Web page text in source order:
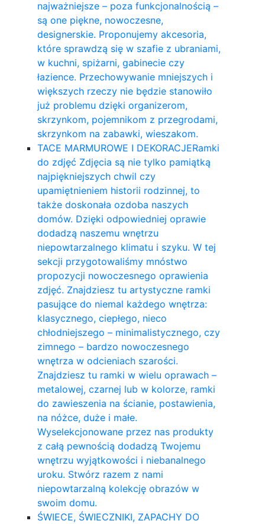
najważniejsze – poza funkcjonalnością –
są one piękne, nowoczesne,
designerskie. Proponujemy akcesoria,
które sprawdzą się w szafie z ubraniami,
w kuchni, spiżarni, gabinecie czy
łazience. Przechowywanie mniejszych i
większych rzeczy nie będzie stanowiło
już problemu dzięki organizerom,
skrzynkom, pojemnikom z przegrodami,
skrzynkom na zabawki, wieszakom.
TACE MARMUROWE I DEKORACJERamki
do zdjęć Zdjęcia są nie tylko pamiątką
najpiękniejszych chwil czy
upamiętnieniem historii rodzinnej, to
także doskonała ozdoba naszych
domów. Dzięki odpowiedniej oprawie
dodadzą naszemu wnętrzu
niepowtarzalnego klimatu i szyku. W tej
sekcji przygotowaliśmy mnóstwo
propozycji nowoczesnego oprawienia
zdjęć. Znajdziesz tu artystyczne ramki
pasujące do niemal każdego wnętrza:
klasycznego, ciepłego, nieco
chłodniejszego – minimalistycznego, czy
zimnego – bardzo nowoczesnego
wnętrza w odcieniach szarości.
Znajdziesz tu ramki w wielu oprawach –
metalowej, czarnej lub w kolorze, ramki
do zawieszenia na ścianie, postawienia,
na nóżce, duże i małe.
Wyselekcjonowane przez nas produkty
z całą pewnością dodadzą Twojemu
wnętrzu wyjątkowości i niebanalnego
uroku. Stwórz razem z nami
niepowtarzalną kolekcję obrazów w
swoim domu.
ŚWIECE, ŚWIECZNIKI, ZAPACHY DO